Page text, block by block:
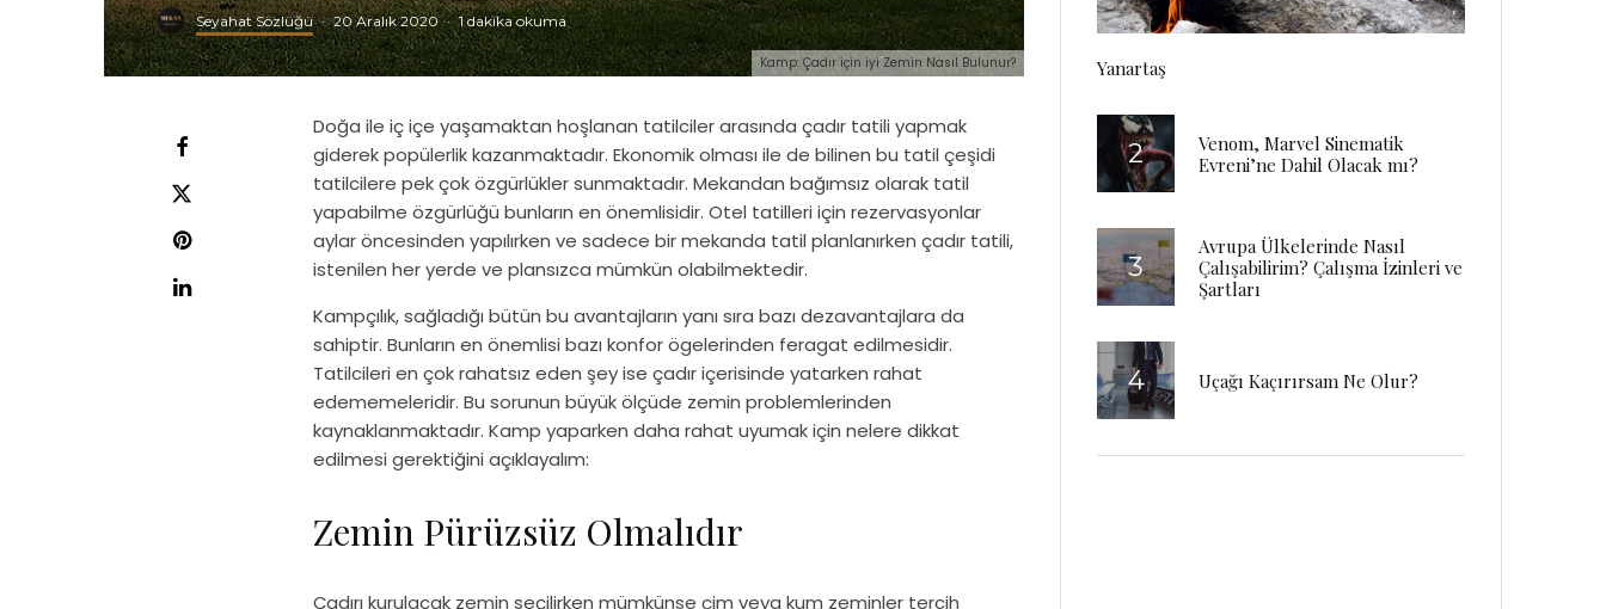
Kamp: Çadır için iyi Zemin Nasıl Bulunur?
Seyahat Sözlüğü · 20 Aralık 2020 · 1 dakika okuma
Doğa ile iç içe yaşamaktan hoşlanan tatilciler arasında çadır tatili yapmak
giderek popülerlik kazanmaktadır. Ekonomik olması ile de bilinen bu tatil çeşidi
tatilcilere pek çok özgürlükler sunmaktadır. Mekandan bağımsız olarak tatil
yapabilme özgürlüğü bunların en önemlisidir. Otel tatilleri için rezervasyonlar
aylar öncesinden yapılırken ve sadece bir mekanda tatil planlanırken çadır tatili,
istenilen her yerde ve plansızca mümkün olabilmektedir.
Kampçılık, sağladığı bütün bu avantajların yanı sıra bazı dezavantajlara da
sahiptir. Bunların en önemlisi bazı konfor ögelerinden feragat edilmesidir.
Tatilcileri en çok rahatsız eden şey ise çadır içerisinde yatarken rahat
edememeleridir. Bu sorunun büyük ölçüde zemin problemlerinden
kaynaklanmaktadır. Kamp yaparken daha rahat uyumak için nelere dikkat
edilmesi gerektiğini açıklayalım:
Zemin Pürüzsüz Olmalıdır
Çadırı kurulacak zemin seçilirken mümkünse çim veya kum zeminler tercih
Yanartaş
Venom, Marvel Sinematik
Evreni’ne Dahil Olacak mı?
Avrupa Ülkelerinde Nasıl
Çalışabilirim? Çalışma İzinleri ve
Şartları
Uçağı Kaçırırsam Ne Olur?